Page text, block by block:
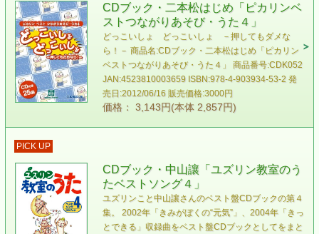
CDブック・二本松はじめ「ピカリンベ
ストつながりあそび・うた４」
どっこいしょ どっこいしょ －押してもダメな
ら！－ 商品名:CDブック・二本松はじめ「ピカリン
ベストつながりあそび・うた４」 商品番号:CDK052
JAN:4523810003659 ISBN:978-4-903934-53-2 発
売日:2012/06/16 販売価格:3000円
価格： 3,143円(本体 2,857円)
PICK UP
CDブック・中山讓「ユズリン教室のう
たベストソング４」
ユズリンこと中山讓さんのベスト盤CDブックの第４
集。 2002年「きみがぼくの“元気”」、2004年「きっ
とできる」収録曲をベスト盤CDブックとしてをまと